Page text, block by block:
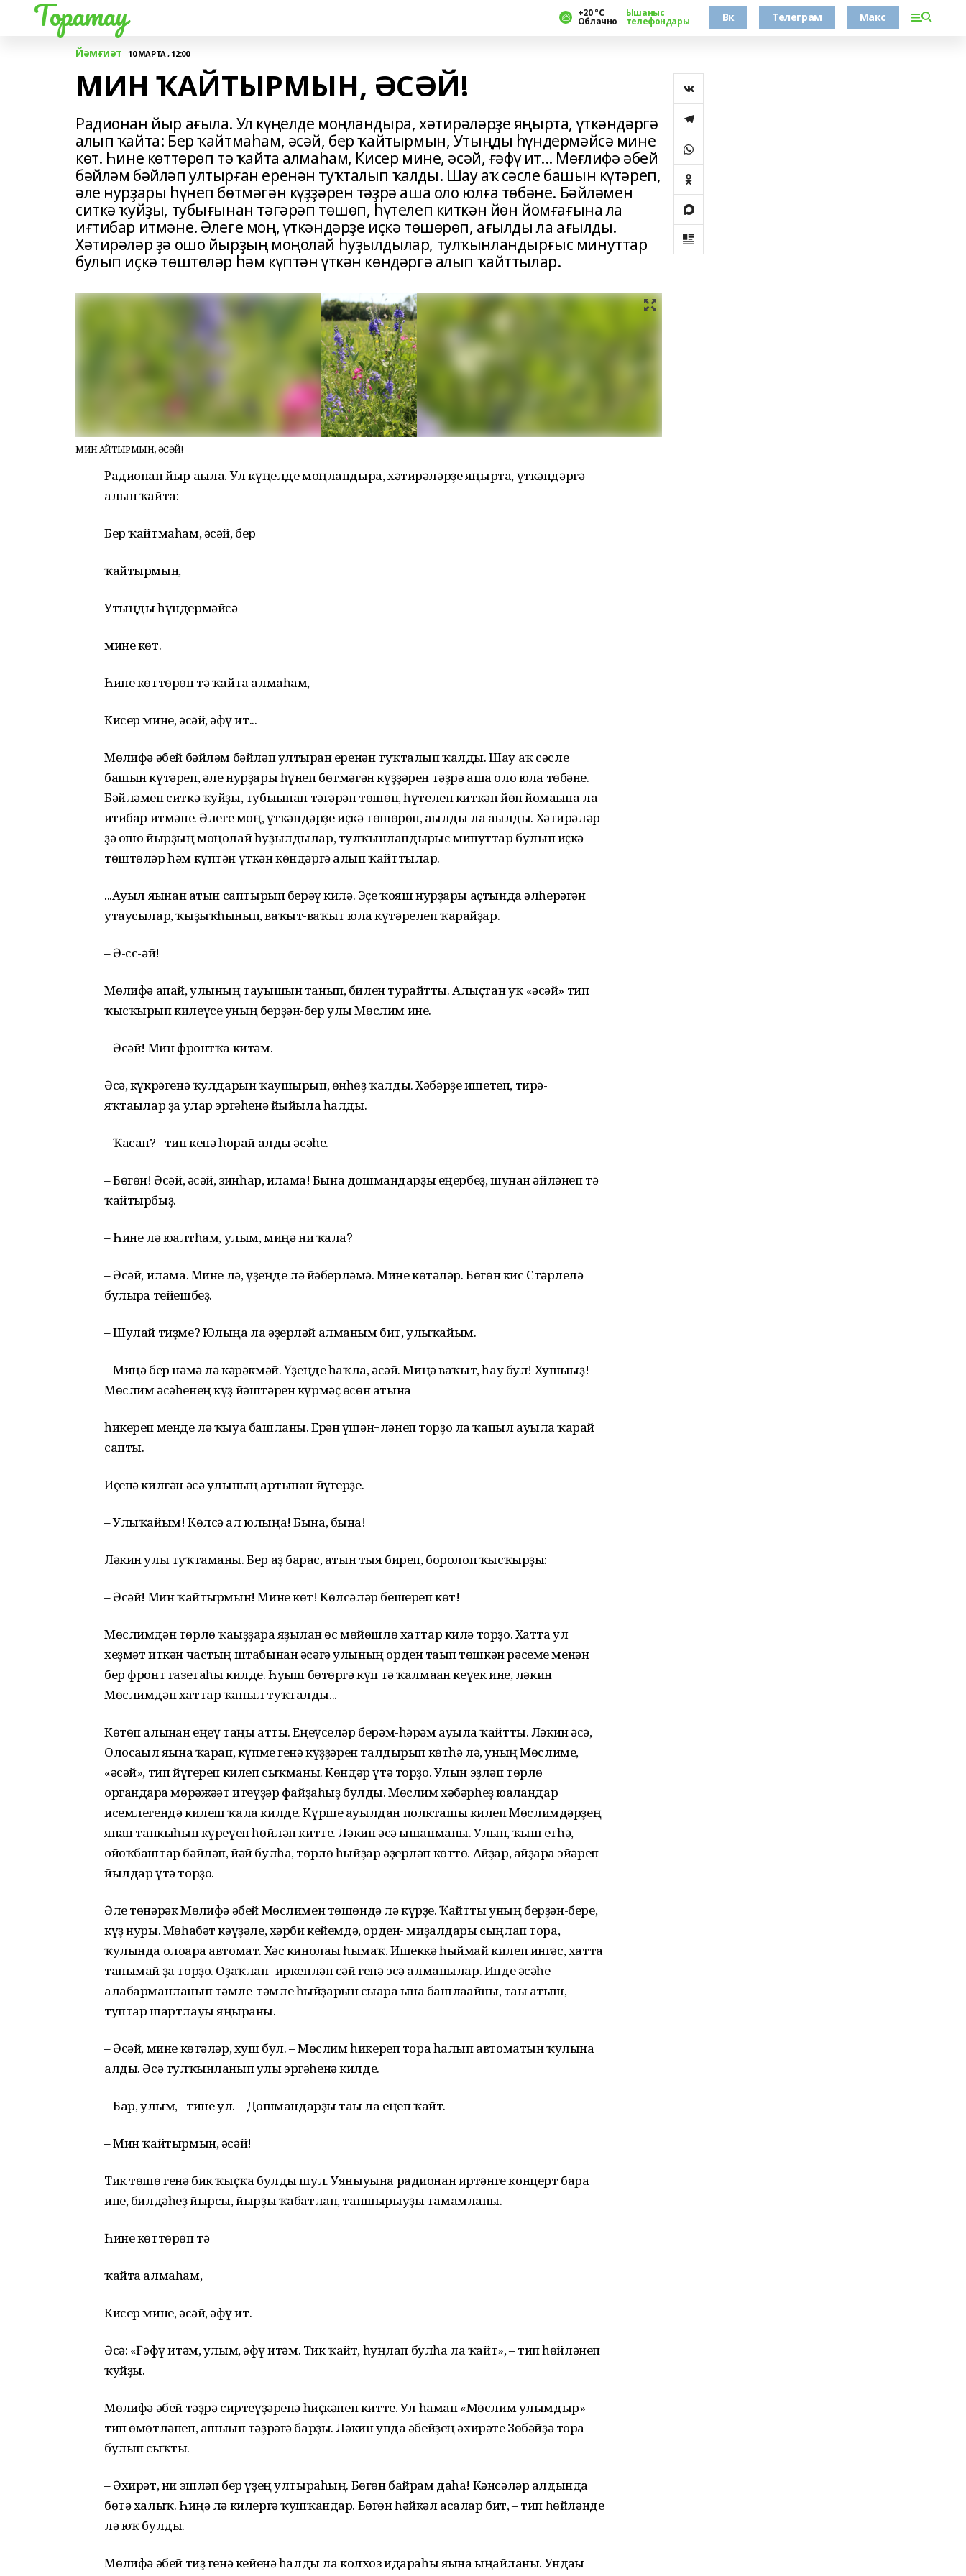
Торатау +20 °С
Облачно
Ышаныс
телефондары Вк Телеграм Макс
Йәмғиәт 10 МАРТА , 12:00
МИН ҠАЙТЫРМЫН, ӘСӘЙ!
Радионан йыр ағыла. Ул күңелде моңландыра, хәтирәләрҙе яңырта, үткәндәргә
алып ҡайта: Бер ҡайтмаһам, әсәй, бер ҡайтырмын, Утыңды һүндермәйсә мине
көт. Һине көттөрөп тә ҡайта алмаһам, Кисер мине, әсәй, ғәфү ит... Мөғлифә әбей
бәйләм бәйләп ултырған еренән туҡталып ҡалды. Шау аҡ сәсле башын күтәреп,
әле нурҙары һүнеп бөтмәгән күҙҙәрен тәҙрә аша оло юлға төбәне. Бәйләмен
ситкә ҡуйҙы, тубығынан тәгәрәп төшөп, һүтелеп киткән йөн йомғағына ла
иғтибар итмәне. Әлеге моң, үткәндәрҙе иҫкә төшөрөп, ағылды ла ағылды.
Хәтирәләр ҙә ошо йырҙың моңолай һуҙылдылар, тулҡынландырғыс минуттар
булып иҫкә төштөләр һәм күптән үткән көндәргә алып ҡайттылар.
МИН ҠАЙТЫРМЫН, ӘСӘЙ!
Радионан йыр ағыла. Ул күңелде моңландыра, хәтирәләрҙе яңырта, үткәндәргә
алып ҡайта:
Бер ҡайтмаһам, әсәй, бер
ҡайтырмын,
Утыңды һүндермәйсә
мине көт.
Һине көттөрөп тә ҡайта алмаһам,
Кисер мине, әсәй, ғәфү ит...
Мөғлифә әбей бәйләм бәйләп ултырған еренән туҡталып ҡалды. Шау аҡ сәсле
башын күтәреп, әле нурҙары һүнеп бөтмәгән күҙҙәрен тәҙрә аша оло юлға төбәне.
Бәйләмен ситкә ҡуйҙы, тубығынан тәгәрәп төшөп, һүтелеп киткән йөн йомғағына ла
иғтибар итмәне. Әлеге моң, үткәндәрҙе иҫкә төшөрөп, ағылды ла ағылды. Хәтирәләр
ҙә ошо йырҙың моңолай һуҙылдылар, тулҡынландырғыс минуттар булып иҫкә
төштөләр һәм күптән үткән көндәргә алып ҡайттылар.
...Ауыл яғынан атын саптырып берәү килә. Эҫе ҡояш нурҙары аҫтында әлһерәгән
утаусылар, ҡыҙыҡһынып, ваҡыт-ваҡыт юлға күтәрелеп ҡарайҙар.
– Ә-сс-әй!
Мөғлифә апай, улының тауышын танып, билен турайтты. Алыҫтан уҡ «әсәй» тип
ҡысҡырып килеүсе уның берҙән-бер улы Мөслим ине.
– Әсәй! Мин фронтҡа китәм.
Әсә, күкрәгенә ҡулдарын ҡаушырып, өнһөҙ ҡалды. Хәбәрҙе ишетеп, тирә-
яҡтағылар ҙа улар эргәһенә йыйыла һалды.
– Ҡасан? –тип кенә һорай алды әсәһе.
– Бөгөн! Әсәй, әсәй, зинһар, илама! Бына дошмандарҙы еңербеҙ, шунан әйләнеп тә
ҡайтырбыҙ.
– Һине лә юғалтһам, улым, миңә ни ҡала?
– Әсәй, илама. Мине лә, үҙеңде лә йәберләмә. Мине көтәләр. Бөгөн кис Стәрлелә
булырға тейешбеҙ.
– Шулай тиҙме? Юлыңа ла әҙерләй алманым бит, улыҡайым.
– Миңә бер нәмә лә кәрәкмәй. Үҙеңде һаҡла, әсәй. Миңә ваҡыт, һау бул! Хушығыҙ! –
Мөслим әсәһенең күҙ йәштәрен күрмәҫ өсөн атына
һикереп менде лә ҡыуа башланы. Ерән үшән¬ләнеп торҙо ла ҡапыл ауылға ҡарай
сапты.
Иҫенә килгән әсә улының артынан йүгерҙе.
– Улыҡайым! Көлсә ал юлыңа! Бына, бына!
Ләкин улы туҡтаманы. Бер аҙ барғас, атын тыя биреп, боролоп ҡысҡырҙы:
– Әсәй! Мин ҡайтырмын! Мине көт! Көлсәләр бешереп көт!
Мөслимдән төрлө ҡағыҙҙарға яҙылған өс мөйөшлө хаттар килә торҙо. Хатта ул
хеҙмәт иткән частың штабынан әсәгә улының орден тағып төшкән рәсеме менән
бер фронт газетаһы килде. Һуғыш бөтөргә күп тә ҡалмаған кеүек ине, ләкин
Мөслимдән хаттар ҡапыл туҡталды...
Көтөп алынған еңеү таңы атты. Еңеүселәр берәм-һәрәм ауылға ҡайтты. Ләкин әсә,
Олосағыл яғына ҡарап, күпме генә күҙҙәрен талдырып көтһә лә, уның Мөслиме,
«әсәй», тип йүгереп килеп сыҡманы. Көндәр үтә торҙо. Улын эҙләп төрлө
органдарға мөрәжәғәт итеүҙәр файҙаһыҙ булды. Мөслим хәбәрһеҙ юғалғандар
исемлегендә килеш ҡала килде. Күрше ауылдан полкташы килеп Мөслимдәрҙең
янған танкыһын күреүен һөйләп китте. Ләкин әсә ышанманы. Улын, ҡыш етһә,
ойоҡбаштар бәйләп, йәй булһа, төрлө һыйҙар әҙерләп көттө. Айҙар, айҙарға эйәреп
йылдар үтә торҙо.
Әле төнәрәк Мөғлифә әбей Мөслимен төшөндә лә күрҙе. Ҡайтты уның берҙән-бере,
күҙ нуры. Мөһабәт кәүҙәле, хәрби кейемдә, орден- миҙалдары сыңлап тора,
ҡулында олоғара автомат. Хәс кинолағы һымаҡ. Ишеккә һыймай килеп ингәс, хатта
танымай ҙа торҙо. Оҙаҡлап- иркенләп сәй генә эсә алманылар. Инде әсәһе
алабарманланып тәмле-тәмле һыйҙарын сығара ғына башлағайны, тағы атыш,
туптар шартлауы яңғыраны.
– Әсәй, мине көтәләр, хуш бул. – Мөслим һикереп тора һалып автоматын ҡулына
алды. Әсә тулҡынланып улы эргәһенә килде.
– Бар, улым, –тине ул. – Дошмандарҙы тағы ла еңеп ҡайт.
– Мин ҡайтырмын, әсәй!
Тик төшө генә бик ҡыҫҡа булды шул. Уяныуына радионан иртәнге концерт бара
ине, билдәһеҙ йырсы, йырҙы ҡабатлап, тапшырыуҙы тамамланы.
Һине көттөрөп тә
ҡайта алмаһам,
Кисер мине, әсәй, ғәфү ит.
Әсә: «Ғәфү итәм, улым, ғәфү итәм. Тик ҡайт, һуңлап булһа ла ҡайт», – тип һөйләнеп
ҡуйҙы.
Мөғлифә әбей тәҙрә сиртеүҙәренә һиҫкәнеп китте. Ул һаман «Мөслим улымдыр»
тип өмөтләнеп, ашығып тәҙрәгә барҙы. Ләкин унда әбейҙең әхирәте Зөбәйҙә тора
булып сыҡты.
– Әхирәт, ни эшләп бер үҙең ултыраһың. Бөгөн байрам даһа! Кәнсәләр алдында
бөтә халыҡ. Һиңә лә килергә ҡушҡандар. Бөгөн һәйкәл асалар бит, – тип һөйләнде
лә юҡ булды.
Мөғлифә әбей тиҙ генә кейенә һалды ла колхоз идараһы яғына ыңғайланы. Ундағы